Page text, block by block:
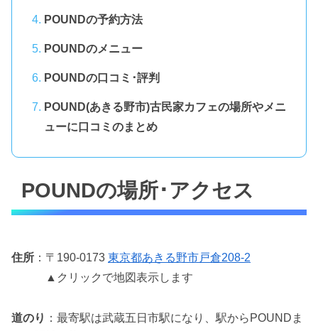
POUNDの予約方法
POUNDのメニュー
POUNDの口コミ･評判
POUND(あきる野市)古民家カフェの場所やメニ
ューに口コミのまとめ
POUNDの場所･アクセス
住所 ：〒190-0173 東京都あきる野市戸倉208-2
▲クリックで地図表示します
道のり ：最寄駅は武蔵五日市駅になり、駅からPOUNDま